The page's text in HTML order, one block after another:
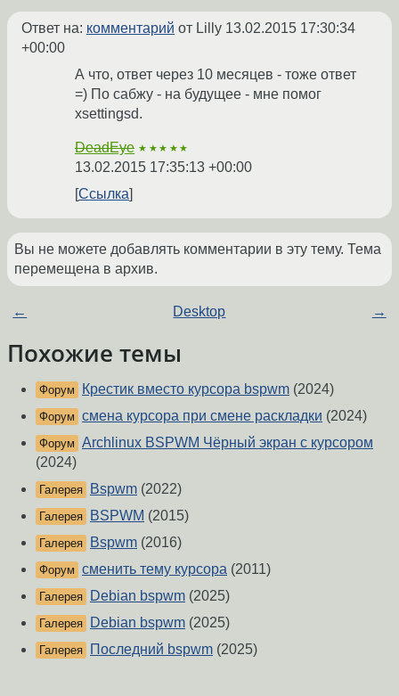
Ответ на: комментарий от Lilly 13.02.2015 17:30:34
+00:00
А что, ответ через 10 месяцев - тоже ответ
=) По сабжу - на будущее - мне помог
xsettingsd.
DeadEye ★★★★★
13.02.2015 17:35:13 +00:00
Ссылка
Вы не можете добавлять комментарии в эту тему. Тема
перемещена в архив.
← Desktop →
Похожие темы
Форум Крестик вместо курсора bspwm (2024)
Форум смена курсора при смене раскладки (2024)
Форум Archlinux BSPWM Чёрный экран с курсором
(2024)
Галерея Bspwm (2022)
Галерея BSPWM (2015)
Галерея Bspwm (2016)
Форум сменить тему курсора (2011)
Галерея Debian bspwm (2025)
Галерея Debian bspwm (2025)
Галерея Последний bspwm (2025)